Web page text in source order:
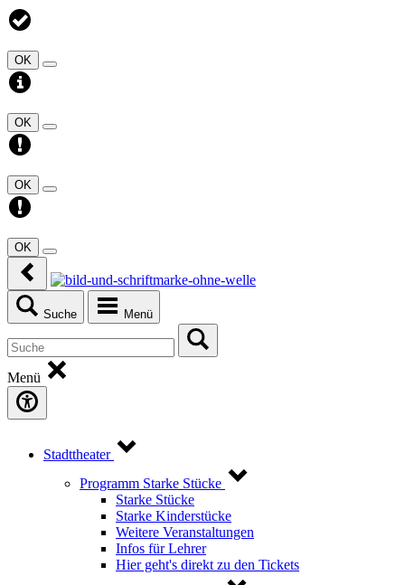
OK
OK
OK
OK
Suche Menü
Menü
Stadttheater
Programm Starke Stücke
Starke Stücke
Starke Kinderstücke
Weitere Veranstaltungen
Infos für Lehrer
Hier geht's direkt zu den Tickets